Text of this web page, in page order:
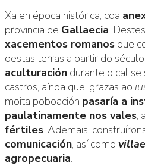
Xa en época histórica, coa
provincia de Gallaecia.
xacementos romanos que
destas terras a partir do século
aculturación durante o cal
castros, aínda que, grazas ao
moita poboación pasaría a
paulatinamente nos vales,
fértiles. Ademais,
comunicación, así como
agropecuaria.